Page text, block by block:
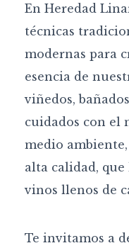
En Heredad
técnicas
modernas para
esencia de
viñedos,
cuidados con el
medio
alta calidad,
vinos llenos de
Te invitamos a